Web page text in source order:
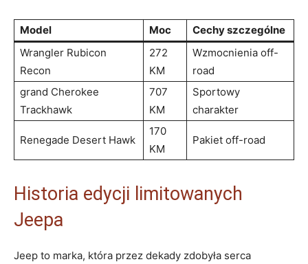
Model Moc
Cechy szczególne
Wrangler Rubicon
Recon
272
KM
Wzmocnienia off-
road
grand Cherokee
Trackhawk
707
KM
Sportowy
charakter
Renegade Desert Hawk
170
KM
Pakiet off-road
Historia edycji limitowanych
Jeepa
Jeep to marka, która przez dekady zdobyła serca